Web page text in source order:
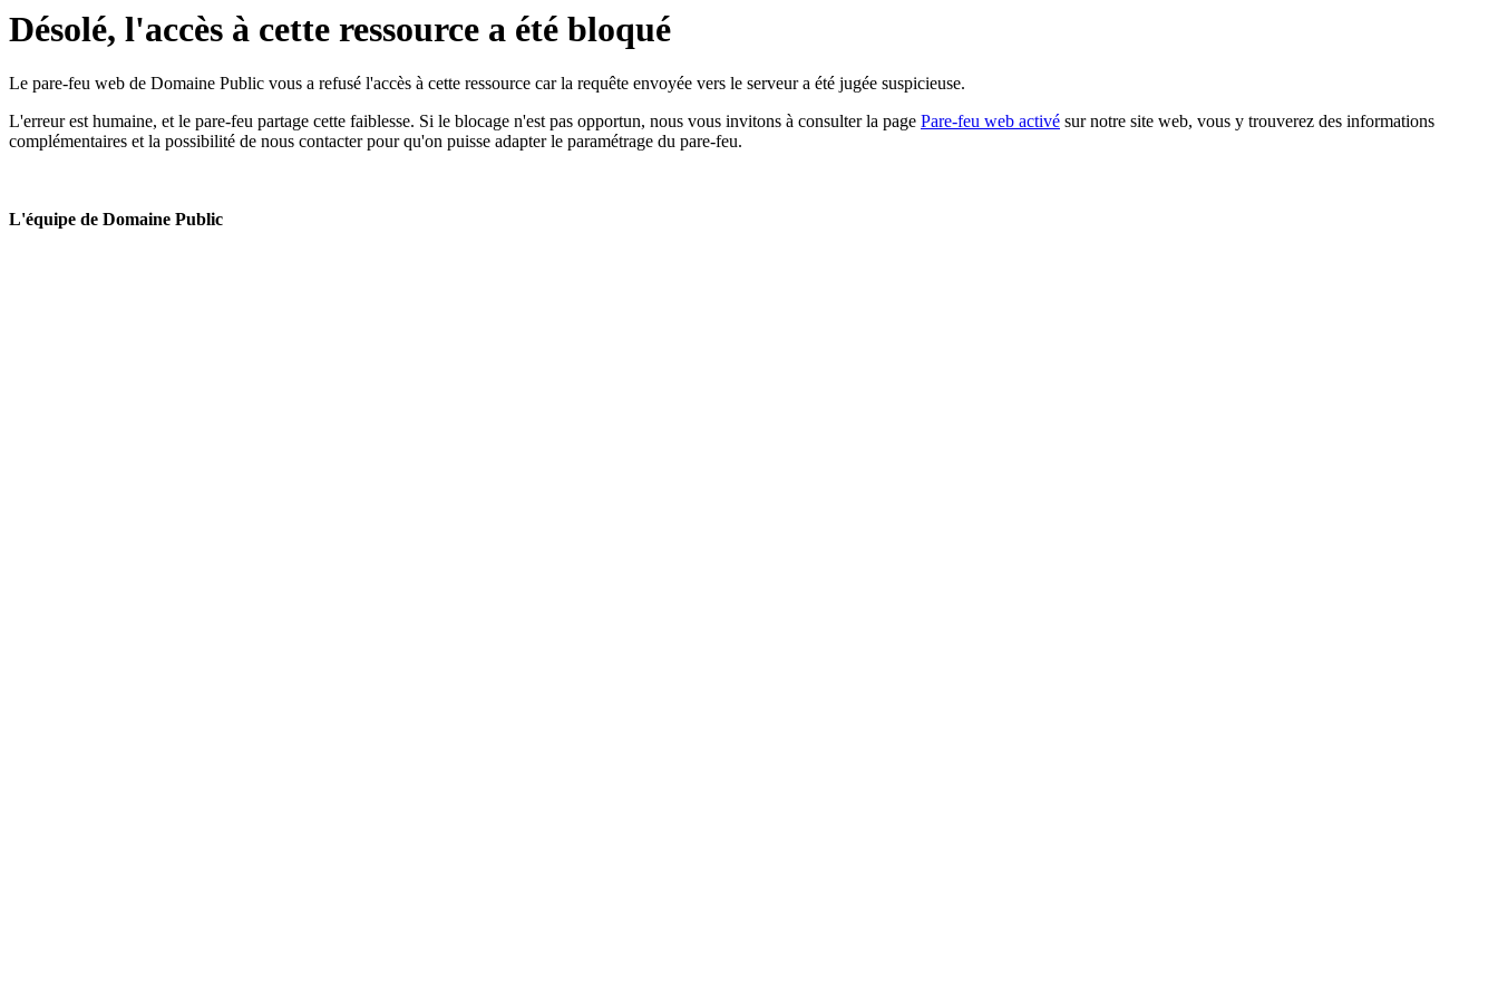
Désolé, l'accès à cette ressource a été bloqué
Le pare-feu web de Domaine Public vous a refusé l'accès à cette ressource car la requête envoyée vers le serveur a été jugée suspicieuse.
L'erreur est humaine, et le pare-feu partage cette faiblesse. Si le blocage n'est pas opportun, nous vous invitons à consulter la page Pare-feu web activé sur notre site web, vous y trouverez des informations
complémentaires et la possibilité de nous contacter pour qu'on puisse adapter le paramétrage du pare-feu.
L'équipe de Domaine Public